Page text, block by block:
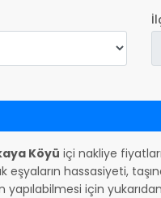
Köyü içi nakliye
hassasiyeti,
yapılabilmesi için